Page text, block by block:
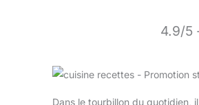
4.9/5
Dans le tourbillon du quotidien,